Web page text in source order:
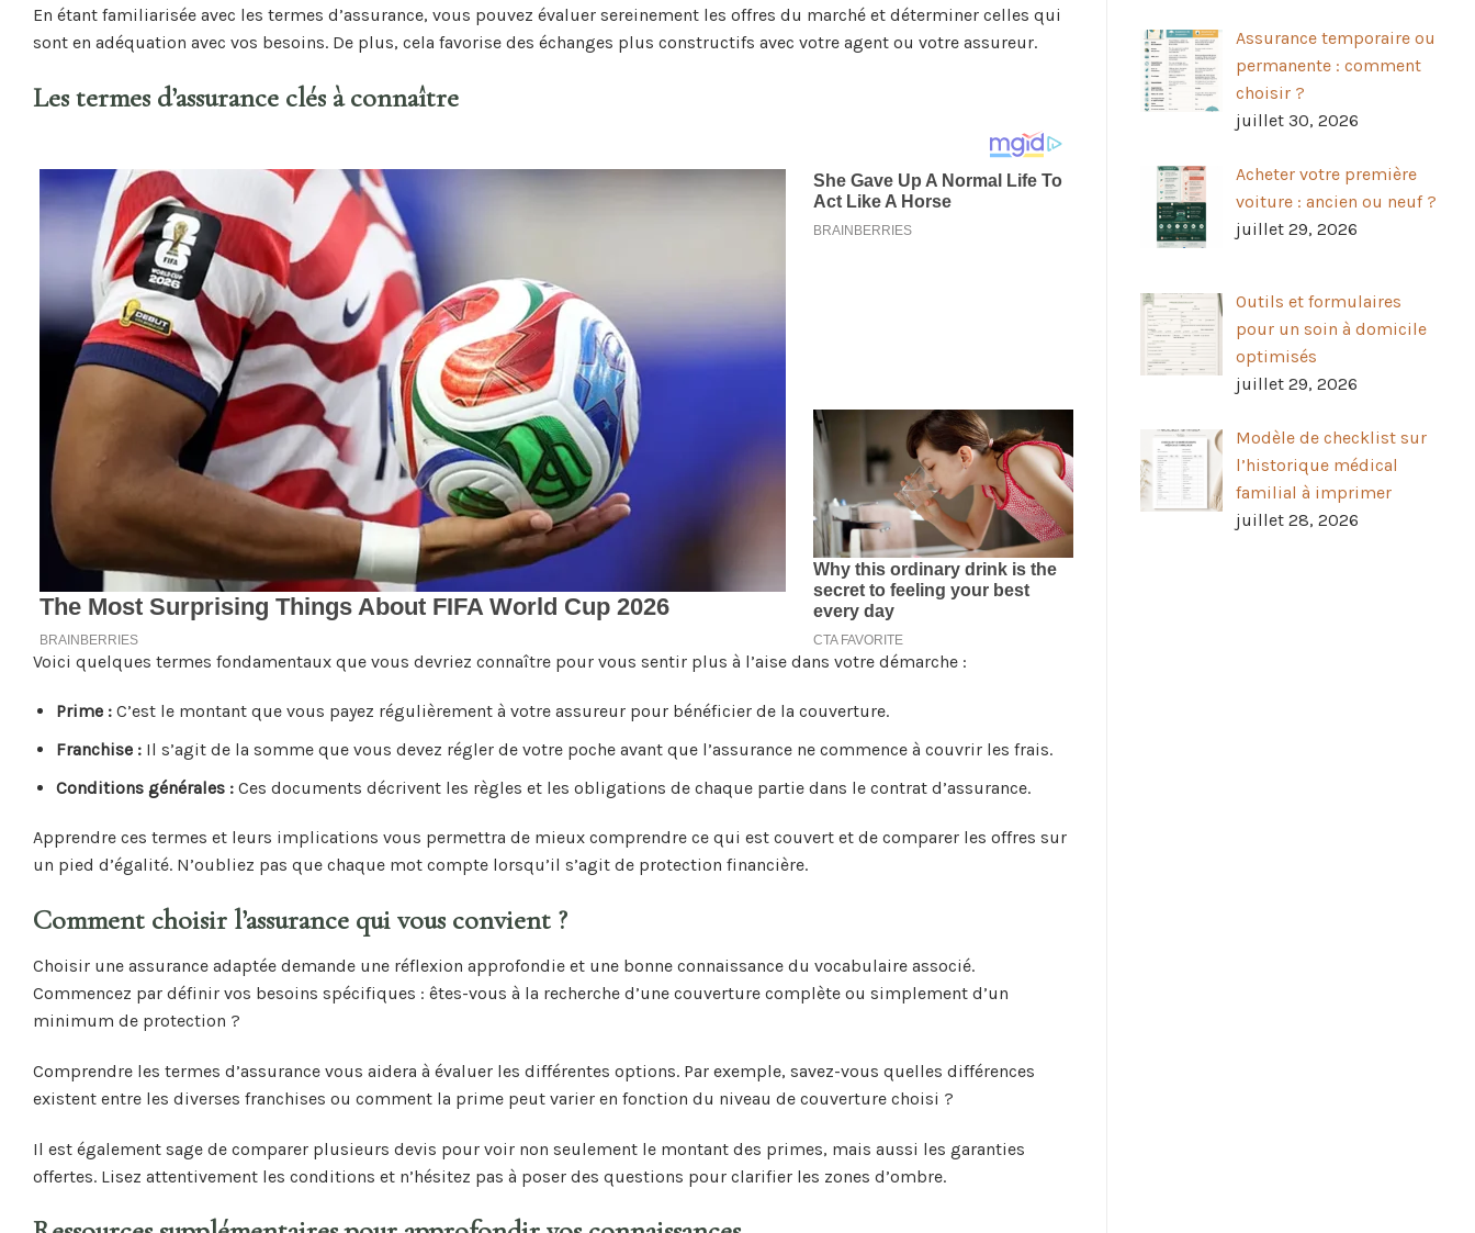
En étant familiarisée avec les termes d’assurance, vous pouvez évaluer sereinement les offres du marché et déterminer celles qui
sont en adéquation avec vos besoins. De plus, cela favorise des échanges plus constructifs avec votre agent ou votre assureur.
Les termes d’assurance clés à connaître
Voici quelques termes fondamentaux que vous devriez connaître pour vous sentir plus à l’aise dans votre démarche :
Prime :C’est le montant que vous payez régulièrement à votre assureur pour bénéficier de la couverture.
Franchise :Il s’agit de la somme que vous devez régler de votre poche avant que l’assurance ne commence à couvrir les frais.
Conditions générales :Ces documents décrivent les règles et les obligations de chaque partie dans le contrat d’assurance.
Apprendre ces termes et leurs implications vous permettra de mieux comprendre ce qui est couvert et de comparer les offres sur
un pied d’égalité. N’oubliez pas que chaque mot compte lorsqu’il s’agit de protection financière.
Comment choisir l’assurance qui vous convient ?
Choisir une assurance adaptée demande une réflexion approfondie et une bonne connaissance du vocabulaire associé.
Commencez par définir vos besoins spécifiques : êtes-vous à la recherche d’une couverture complète ou simplement d’un
minimum de protection ?
Comprendre les termes d’assurance vous aidera à évaluer les différentes options. Par exemple, savez-vous quelles différences
existent entre les diverses franchises ou comment la prime peut varier en fonction du niveau de couverture choisi ?
Il est également sage de comparer plusieurs devis pour voir non seulement le montant des primes, mais aussi les garanties
offertes. Lisez attentivement les conditions et n’hésitez pas à poser des questions pour clarifier les zones d’ombre.
Assurance temporaire ou
permanente : comment
choisir ?
juillet 30, 2026
Acheter votre première
voiture : ancien ou neuf ?
juillet 29, 2026
Outils et formulaires
pour un soin à domicile
optimisés
juillet 29, 2026
Modèle de checklist sur
l’historique médical
familial à imprimer
juillet 28, 2026